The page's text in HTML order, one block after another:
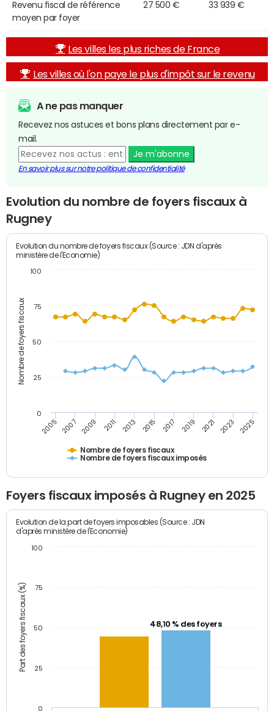
Revenu fiscal de référence
moyen par foyer
27 500 € 33 939 €
Les villes les plus riches de France
Les villes où l'on paye le plus d'impôt sur le revenu
A ne pas manquer
Recevez nos astuces et bons plans directement par e-
mail.
Je m'abonne
En savoir plus sur notre politique de confidentialité
Evolution du nombre de foyers fiscaux à
Rugney
Nombre de foyers fiscaux
Evolution du nombre de foyers fiscaux (Source : JDN d'après
ministère de l'Economie)
Nombre de foyers fiscaux
Nombre de foyers fiscaux imposés
2005 2007 2009 2011 2013 2015 2017 2019 2021 2023 2025
0
25
50
75
100
Foyers fiscaux imposés à Rugney en 2025
Part des foyers fiscaux (%)
Evolution de la part de foyers imposables (Source : JDN
d'après ministère de l'Economie)
48,10 % des foyers
0
25
50
75
100